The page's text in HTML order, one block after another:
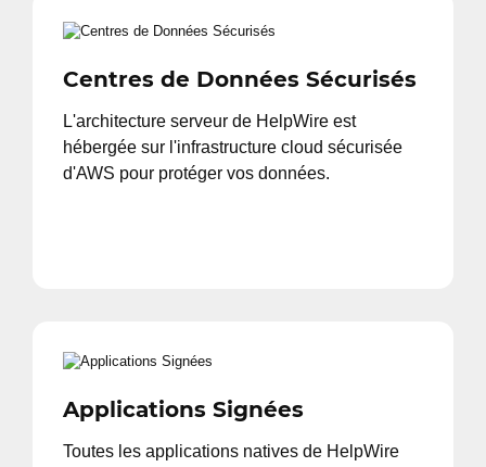
Centres de Données Sécurisés
L'architecture serveur de HelpWire est
hébergée sur l'infrastructure cloud sécurisée
d'AWS pour protéger vos données.
Applications Signées
Toutes les applications natives de HelpWire